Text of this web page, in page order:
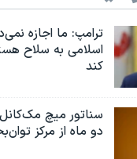
ترامپ: ما اجازه
اسلامی به سلاح
کند
سناتور میچ
دو ماه از مرکز